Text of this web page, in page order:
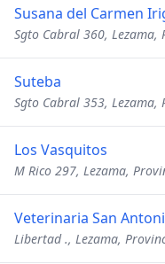
Susana del Carmen
Sgto Cabral 360, Lezama,
Suteba
Sgto Cabral 353, Lezama,
Los Vasquitos
M Rico 297, Lezama,
Libertad ., Lezama,